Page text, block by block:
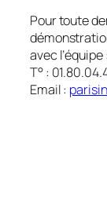
Pour toute
avec l’équipe :
T° :
Email :